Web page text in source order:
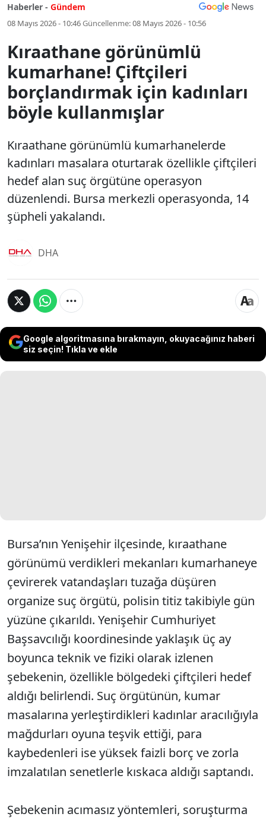
Haberler - Gündem
08 Mayıs 2026 - 10:46Güncellenme:08 Mayıs 2026 - 10:56
Kıraathane görünümlü
kumarhane! Çiftçileri
borçlandırmak için kadınları
böyle kullanmışlar
Kıraathane görünümlü kumarhanelerde
kadınları masalara oturtarak özellikle çiftçileri
hedef alan suç örgütüne operasyon
düzenlendi. Bursa merkezli operasyonda, 14
şüpheli yakalandı.
DHA
Google algoritmasına bırakmayın, okuyacağınız haberi
siz seçin! Tıkla ve ekle
Bursa’nın Yenişehir ilçesinde, kıraathane
görünümü verdikleri mekanları kumarhaneye
çevirerek vatandaşları tuzağa düşüren
organize suç örgütü, polisin titiz takibiyle gün
yüzüne çıkarıldı. Yenişehir Cumhuriyet
Başsavcılığı koordinesinde yaklaşık üç ay
boyunca teknik ve fiziki olarak izlenen
şebekenin, özellikle bölgedeki çiftçileri hedef
aldığı belirlendi. Suç örgütünün, kumar
masalarına yerleştirdikleri kadınlar aracılığıyla
mağdurları oyuna teşvik ettiği, para
kaybedenleri ise yüksek faizli borç ve zorla
imzalatılan senetlerle kıskaca aldığı saptandı.
Şebekenin acımasız yöntemleri, soruşturma